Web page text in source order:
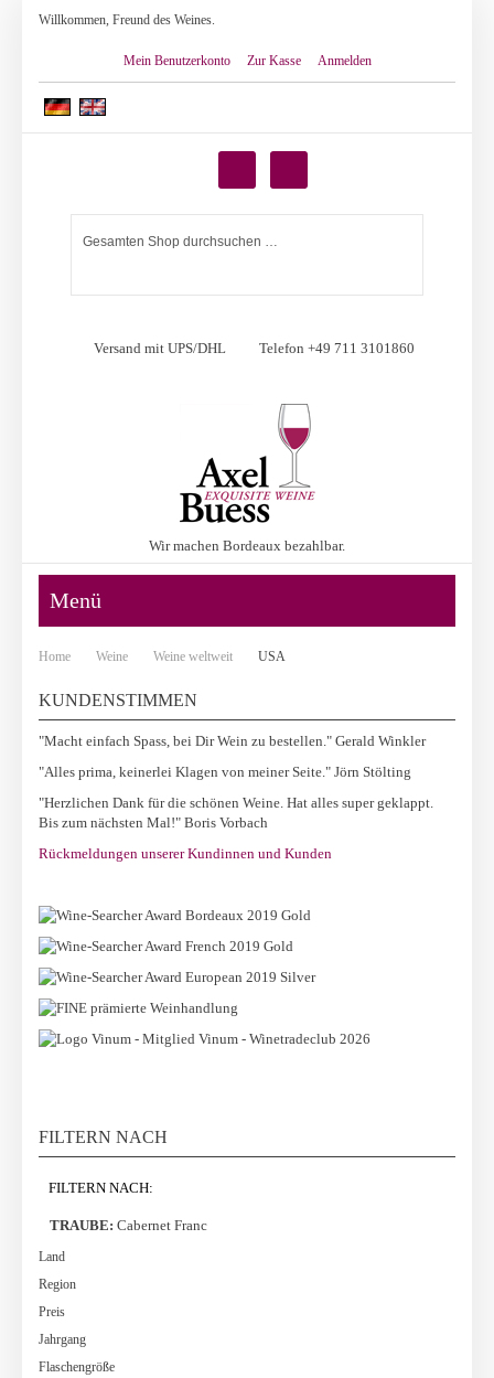
Willkommen, Freund des Weines.
Mein Benutzerkonto Zur Kasse Anmelden
Versand mit UPS/DHL Telefon +49 711 3101860
Wir machen Bordeaux bezahlbar.
Menü
Home Weine Weine weltweit USA
KUNDENSTIMMEN
"Macht einfach Spass, bei Dir Wein zu bestellen." Gerald Winkler
"Alles prima, keinerlei Klagen von meiner Seite." Jörn Stölting
"Herzlichen Dank für die schönen Weine. Hat alles super geklappt.
Bis zum nächsten Mal!" Boris Vorbach
Rückmeldungen unserer Kundinnen und Kunden
FILTERN NACH
FILTERN NACH:
TRAUBE: Cabernet Franc
Land
Region
Preis
Jahrgang
Flaschengröße